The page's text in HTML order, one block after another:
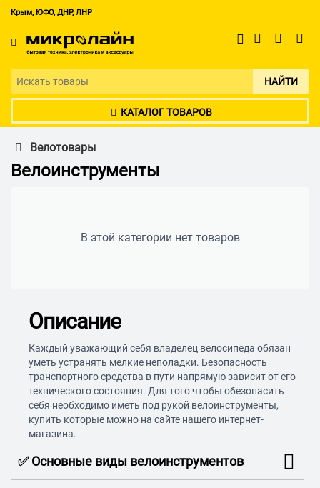
Крым, ЮФО, ДНР, ЛНР
НАЙТИ
КАТАЛОГ ТОВАРОВ
Велотовары
Велоинструменты
В этой категории нет товаров
Описание
Каждый уважающий себя владелец велосипеда обязан
уметь устранять мелкие неполадки. Безопасность
транспортного средства в пути напрямую зависит от его
технического состояния. Для того чтобы обезопасить
себя необходимо иметь под рукой велоинструменты,
купить которые можно на сайте нашего интернет-
магазина.
✅ Основные виды велоинструментов